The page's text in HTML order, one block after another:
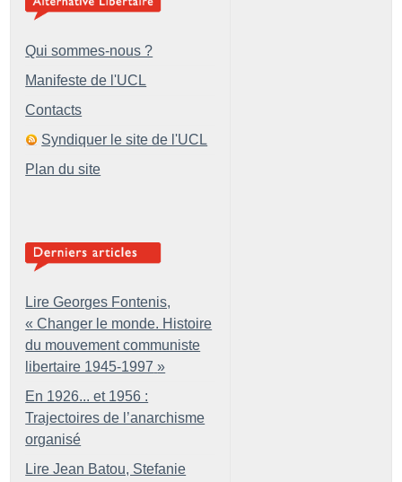
Qui sommes-nous ?
Manifeste de l'UCL
Contacts
Syndiquer le site de l'UCL
Plan du site
Lire Georges Fontenis,
« Changer le monde. Histoire
du mouvement communiste
libertaire 1945-1997 »
En 1926... et 1956 :
Trajectoires de l’anarchisme
organisé
Lire Jean Batou, Stefanie